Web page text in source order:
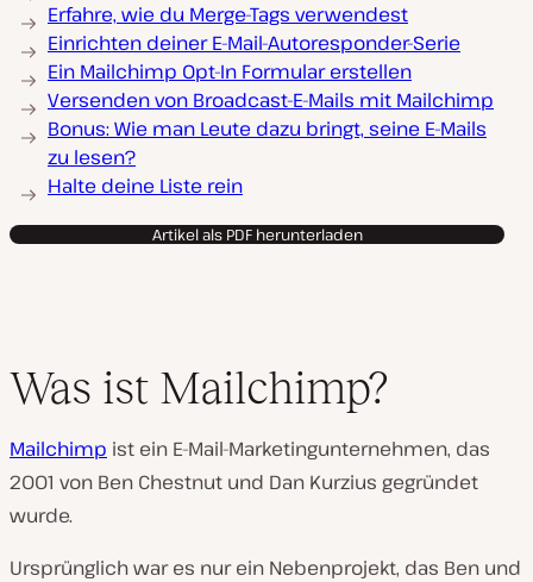
Erfahre, wie du Merge-Tags verwendest
Einrichten deiner E-Mail-Autoresponder-Serie
Ein Mailchimp Opt-In Formular erstellen
Versenden von Broadcast-E-Mails mit Mailchimp
Bonus: Wie man Leute dazu bringt, seine E-Mails
zu lesen?
Halte deine Liste rein
Artikel als PDF herunterladen
Was ist Mailchimp?
Mailchimp ist ein E-Mail-Marketingunternehmen, das
2001 von Ben Chestnut und Dan Kurzius gegründet
wurde.
Ursprünglich war es nur ein Nebenprojekt, das Ben und